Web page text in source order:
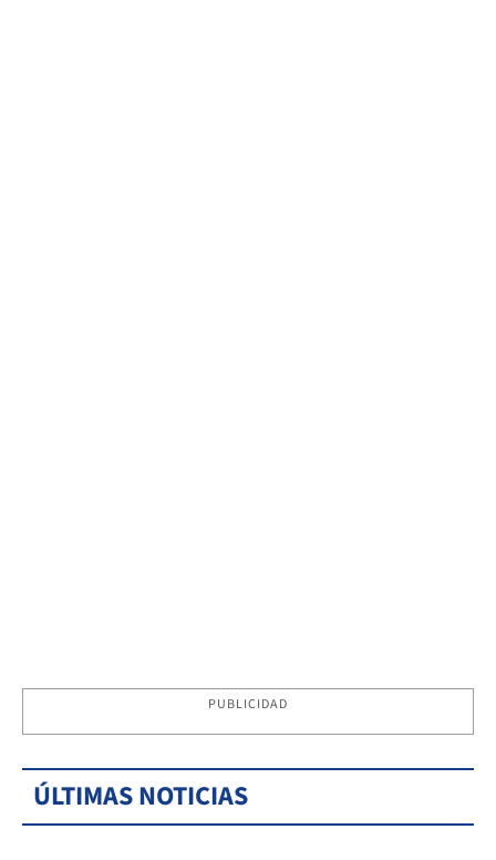
PUBLICIDAD
ÚLTIMAS NOTICIAS